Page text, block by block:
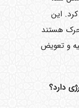
این
هستند
و تعویض